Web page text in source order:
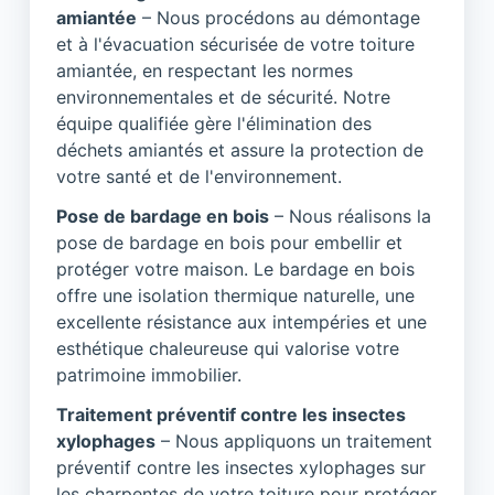
amiantée – Nous procédons au démontage
et à l'évacuation sécurisée de votre toiture
amiantée, en respectant les normes
environnementales et de sécurité. Notre
équipe qualifiée gère l'élimination des
déchets amiantés et assure la protection de
votre santé et de l'environnement.
Pose de bardage en bois – Nous réalisons la
pose de bardage en bois pour embellir et
protéger votre maison. Le bardage en bois
offre une isolation thermique naturelle, une
excellente résistance aux intempéries et une
esthétique chaleureuse qui valorise votre
patrimoine immobilier.
Traitement préventif contre les insectes
xylophages – Nous appliquons un traitement
préventif contre les insectes xylophages sur